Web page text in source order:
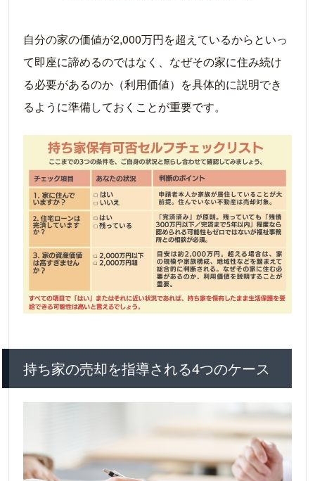
自分の家の価値が2,000万円を超えているからといっ
て即座に諦めるのではなく、なぜその家に住み続け
る必要があるのか（利用価値）を具体的に説明でき
るように準備しておくことが重要です。
持ち家の売却を指導される4つのケース